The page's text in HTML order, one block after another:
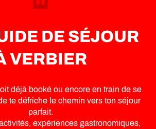
DE SÉJOUR
VERBIER
déjà booké ou encore en train de se
te défriche le chemin vers ton séjour
parfait.
expériences gastronomiques,